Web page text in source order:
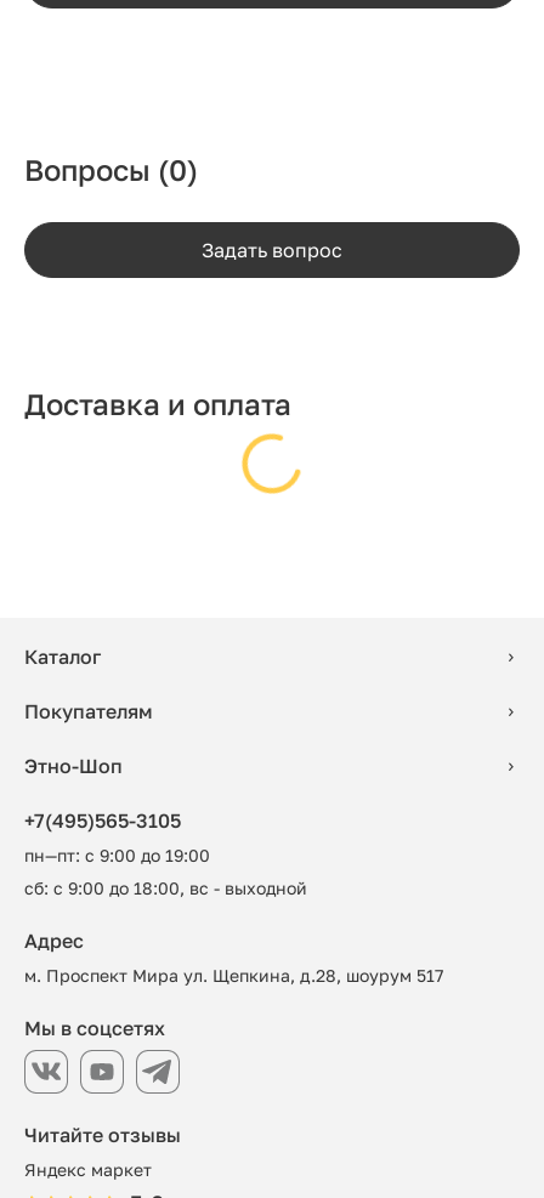
Вопросы (0)
Задать вопрос
Доставка и оплата
Каталог
Покупателям
Этно-Шоп
+7(495)565-3105
пн—пт: с 9:00 до 19:00
сб: с 9:00 до 18:00, вс - выходной
Читайте отзывы
Яндекс маркет
Адрес
м. Проспект Мира ул. Щепкина, д.28, шоурум 517
Мы в соцсетях